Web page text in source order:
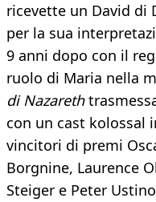
ricevette un David di
per la sua
9 anni dopo con il
ruolo di Maria nella
di Nazareth
con un cast kolossal
vincitori di premi
Borgnine, Laurence
Steiger e Peter